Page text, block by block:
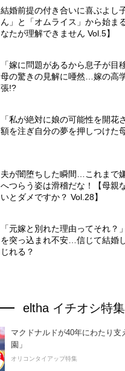
結婚前提の付き合いに喜ぶよし
ん」と「オムライス」から始ま
なたが理解できません Vol.5】
「嫁に問題があるから息子が目
母の驚きの見解に唖然…嫁の高
張!?
「私が絶対に娘の可能性を開
額を注ぎ自分の夢を押しつけた
夫が闇堕ちした瞬間…これまで
へつらう姿は滑稽だな！【母親
いとダメですか？ Vol.28】
「元嫁と別れた理由ってそれ？
を突っ込まれ不安…信じて結婚
じれる？
eltha イチオシ特集
マクドナルドが40年にわたり支
園」
オリコンタイアップ特集